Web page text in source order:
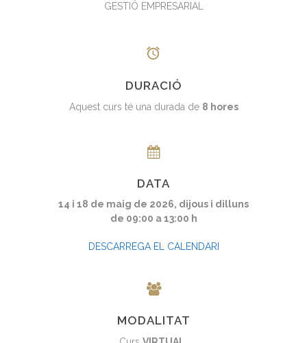
GESTIÓ EMPRESARIAL
DURACIÓ
Aquest curs té una durada de 8 hores
DATA
14 i 18 de maig de 2026, dijous i dilluns
de 09:00 a 13:00 h
DESCARREGA EL CALENDARI
MODALITAT